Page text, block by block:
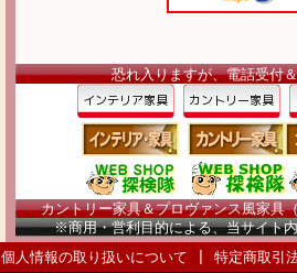
恐れ入りますが、電話受付
カントリー家具＆プロヴァンス風家
※商用・営利目的による、当サイト
個人情報の取り扱いについて
特定商取引